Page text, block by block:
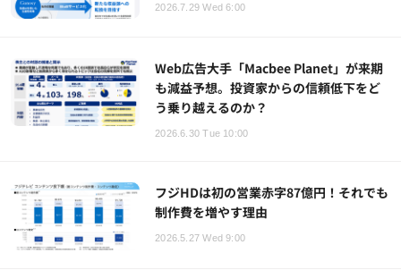
2026.7.29 Wed 6:00
Web広告大手「Macbee Planet」が来期
も減益予想。投資家からの信頼低下をど
う乗り越えるのか？
2026.6.30 Tue 10:00
フジHDは初の営業赤字87億円！それでも
制作費を増やす理由
2026.5.27 Wed 9:00